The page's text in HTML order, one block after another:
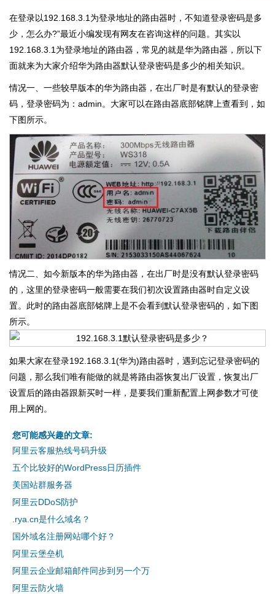
在登录以192.168.3.1为登录地址的路由器时，不知道登录密码是多
少，怎么办?”最近小编发现有网友在咨询这样的问题。其实以
192.168.3.1为登录地址的路由器，常见的就是华为路由器，所以下
面就来为大家介绍华为路由器默认登录密码是多少的相关知识。
情况一、一些较早版本的华为路由器，在出厂时是有默认的登录密
码，登录密码为：admin。大家可以在路由器底部铭牌上查看到，如
下图所示。
情况二、如今新版本的华为路由器，在出厂时是没有默认登录密码
的，这里的登录密码一般需要在我们初次设置路由器时自定义设
置。此时的路由器底部铭牌上是不会看到默认登录密码的，如下图
所示。
如果大家在登录192.168.3.1(华为)路由器时，遇到忘记登录密码的
问题，那么我们唯有能做的就是将路由器恢复出厂设置，恢复出厂
设置后的路由器跟新买时一样，是要我们重新配置上网参数才可使
用上网的。
您可能感兴趣的文章:
阿里云客服热线号码升级
五个比较好的WordPress日历插件
美国站群服务器
阿里云DDoS防护
.rya.cn是什么域名？
国外域名注册网站哪个好？
阿里云堡垒机
阿里云企业邮箱邮件同步到另一个万
阿里云防火墙